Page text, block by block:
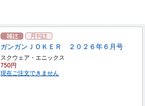
ガンガンＪＯＫＥＲ ２０２６年６月号
スクウェア・エニックス
750円
現在ご注文できません